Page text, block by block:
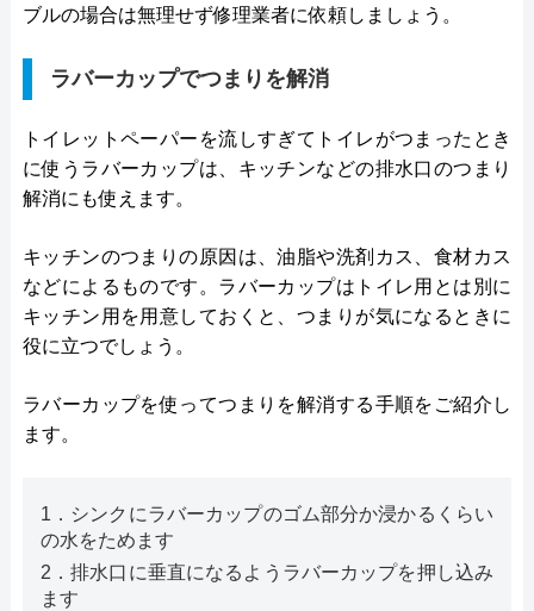
ブルの場合は無理せず修理業者に依頼しましょう。
ラバーカップでつまりを解消
トイレットペーパーを流しすぎてトイレがつまったとき
に使うラバーカップは、キッチンなどの排水口のつまり
解消にも使えます。
キッチンのつまりの原因は、油脂や洗剤カス、食材カス
などによるものです。ラバーカップはトイレ用とは別に
キッチン用を用意しておくと、つまりが気になるときに
役に立つでしょう。
ラバーカップを使ってつまりを解消する手順をご紹介し
ます。
1．シンクにラバーカップのゴム部分か浸かるくらい
の水をためます
2．排水口に垂直になるようラバーカップを押し込み
ます